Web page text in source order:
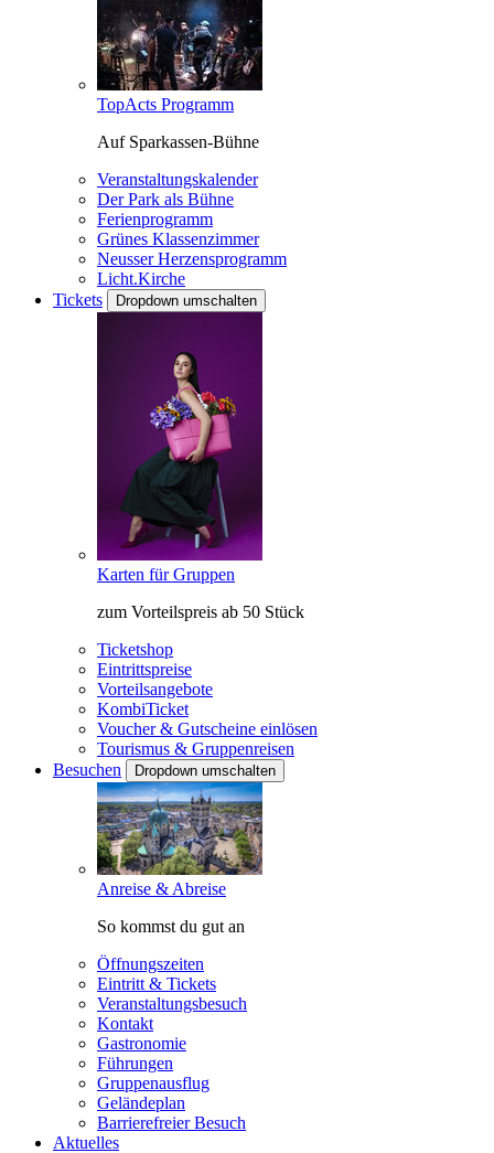
TopActs Programm
Auf Sparkassen-Bühne
Veranstaltungskalender
Der Park als Bühne
Ferienprogramm
Grünes Klassenzimmer
Neusser Herzensprogramm
Licht.Kirche
Tickets
Dropdown umschalten
Karten für Gruppen
zum Vorteilspreis ab 50 Stück
Ticketshop
Eintrittspreise
Vorteilsangebote
KombiTicket
Voucher & Gutscheine einlösen
Tourismus & Gruppenreisen
Besuchen
Dropdown umschalten
Anreise & Abreise
So kommst du gut an
Öffnungszeiten
Eintritt & Tickets
Veranstaltungsbesuch
Kontakt
Gastronomie
Führungen
Gruppenausflug
Geländeplan
Barrierefreier Besuch
Aktuelles